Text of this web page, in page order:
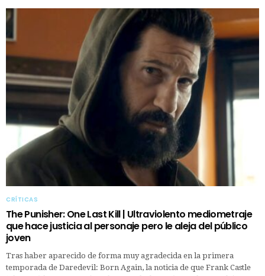
CRÍTICAS
The Punisher: One Last Kill | Ultraviolento mediometraje
que hace justicia al personaje pero le aleja del público
joven
Tras haber aparecido de forma muy agradecida en la primera
temporada de Daredevil: Born Again, la noticia de que Frank Castle